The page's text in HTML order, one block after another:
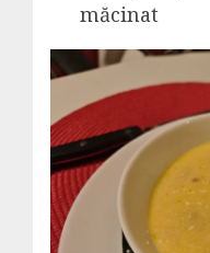
măcinat